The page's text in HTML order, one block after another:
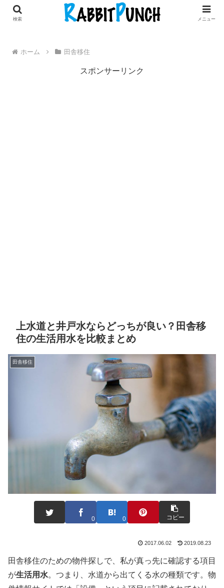
田舎暮らし × 古民家リノベDIY
ホーム 田舎移住
スポンサーリンク
上水道と井戸水ならどっちが良い？田舎移
住の生活用水を比較まとめ
田舎移住
0 0 コピー
2017.06.02 2019.08.23
田舎移住のための物件探しで、私が真っ先に確認する項目
が生活用水。つまり、水道から出てくる水の種類です。物
検索 メニュー